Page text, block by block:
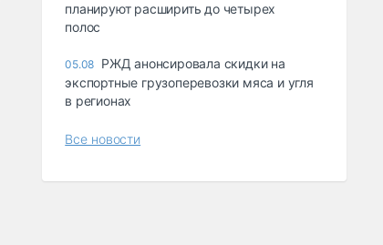
планируют расширить до четырех
полос
05.08 РЖД анонсировала скидки на
экспортные грузоперевозки мяса и угля
в регионах
Все новости